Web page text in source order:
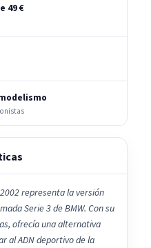
49 €
representa la versión
Serie 3 de BMW. Con su
ofrecía una alternativa
al ADN deportivo de la